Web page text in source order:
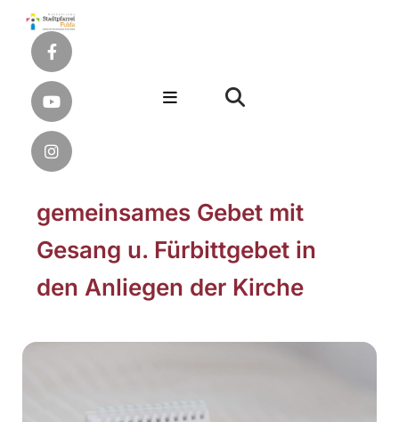
gemeinsames Gebet mit
Gesang u. Fürbittgebet in
den Anliegen der Kirche